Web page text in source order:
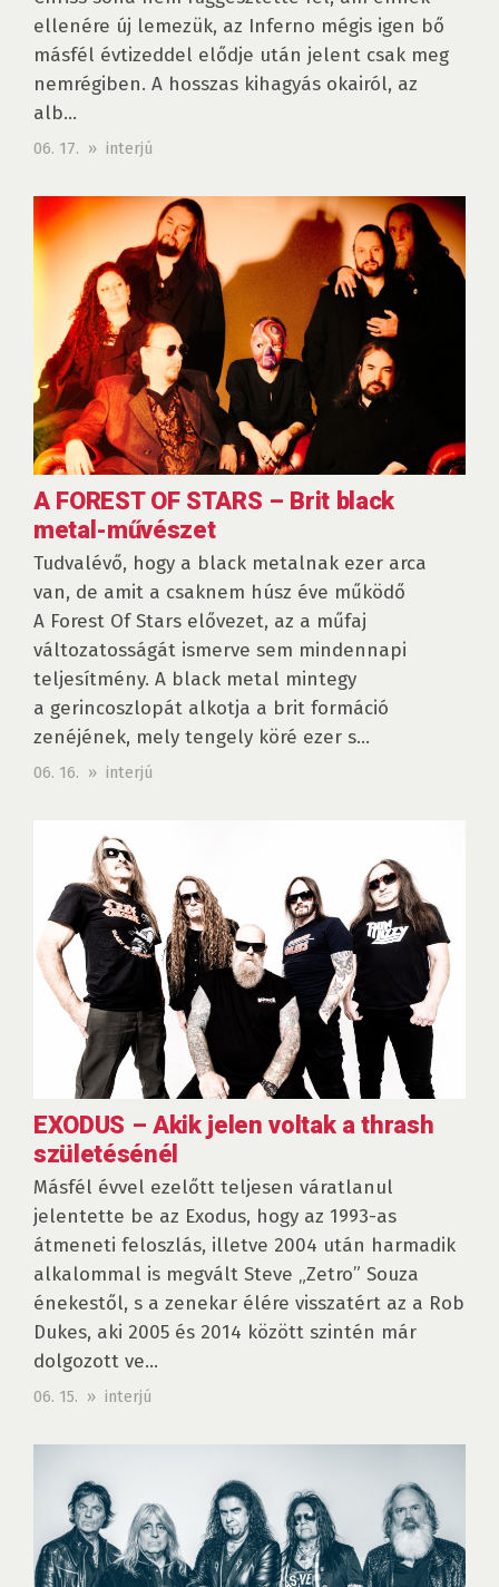
ellenére új lemezük, az Inferno mégis igen bő
másfél évtizeddel elődje után jelent csak meg
nemrégiben. A hosszas kihagyás okairól, az
alb...
06. 17. » interjú
A FOREST OF STARS – Brit black
metal-művészet
Tudvalévő, hogy a black metalnak ezer arca
van, de amit a csaknem húsz éve működő
A Forest Of Stars elővezet, az a műfaj
változatosságát ismerve sem mindennapi
teljesítmény. A black metal mintegy
a gerincoszlopát alkotja a brit formáció
zenéjének, mely tengely köré ezer s...
06. 16. » interjú
EXODUS – Akik jelen voltak a thrash
születésénél
Másfél évvel ezelőtt teljesen váratlanul
jelentette be az Exodus, hogy az 1993-as
átmeneti feloszlás, illetve 2004 után harmadik
alkalommal is megvált Steve „Zetro” Souza
énekestől, s a zenekar élére visszatért az a Rob
Dukes, aki 2005 és 2014 között szintén már
dolgozott ve...
06. 15. » interjú